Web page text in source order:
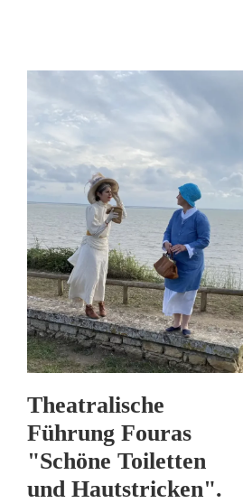
Theatralische
Führung Fouras
"Schöne Toiletten
und Hautstricken".